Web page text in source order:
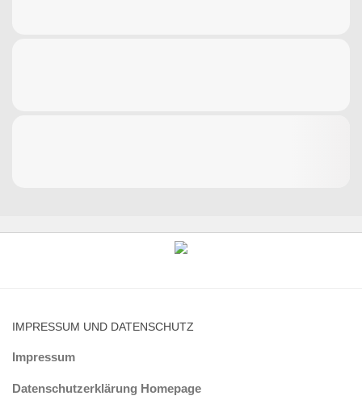
IMPRESSUM UND DATENSCHUTZ
Impressum
Datenschutzerklärung Homepage